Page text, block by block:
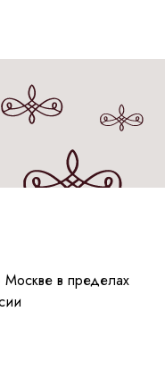
Москве в пределах